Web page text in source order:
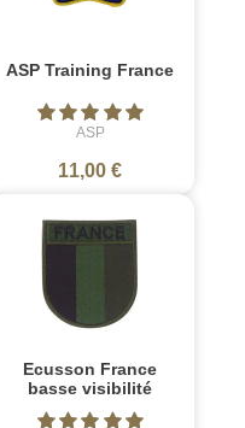
ASP Training France
ASP
11,00 €
Ecusson France
basse visibilité